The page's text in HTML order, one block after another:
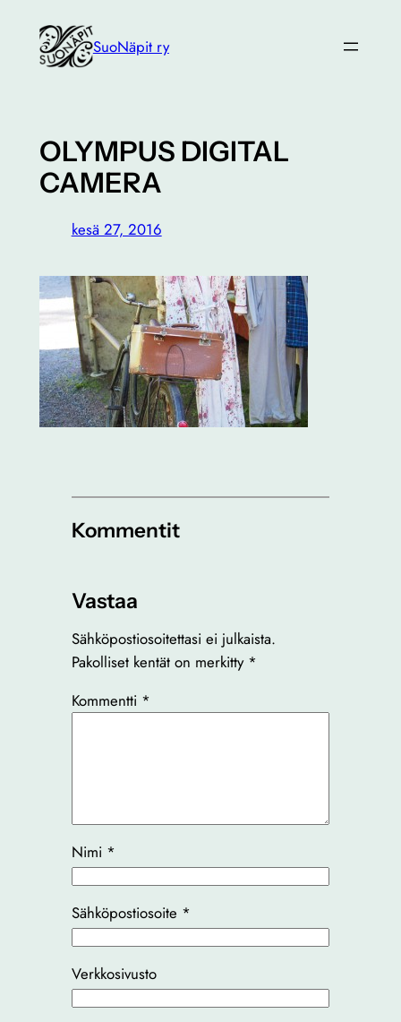
sisältöön
SuoNäpit ry
OLYMPUS DIGITAL
CAMERA
kesä 27, 2016
Kommentit
Vastaa
Sähköpostiosoitettasi ei julkaista.
Pakolliset kentät on merkitty *
Kommentti *
Nimi *
Sähköpostiosoite *
Verkkosivusto